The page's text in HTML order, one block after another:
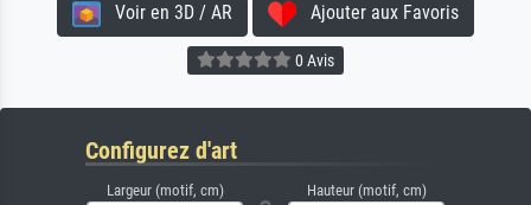
Voir en 3D / AR Ajouter aux Favoris
0 Avis
Configurez d'art
Largeur (motif, cm) Hauteur (motif, cm)